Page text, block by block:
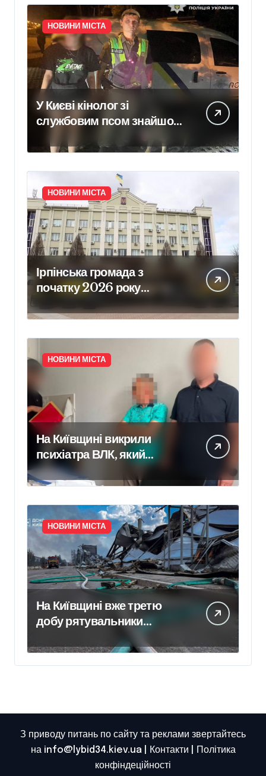
НОВИНИ МІСТА
У Києві кінолог зі
службовим псом знайшов
НОВИНИ МІСТА
Ірпінська громада з
початку 2026 року
забезпечила армію 640
одиницями техніки
НОВИНИ МІСТА
На Київщині викрили
психіатра ВЛК, який
отримав $2000 за
фіктивний діагноз
НОВИНИ МІСТА
На Київщині вже третю
добу рятувальники
російського удару
З приводу питань по сайту та реклами звертайтесь
на info@lybid34.kiev.ua |
Контакти
Політика
конфіндеційності